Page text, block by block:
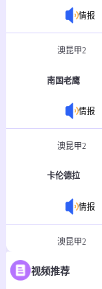
情报
澳昆甲2
南国老鹰
情报
澳昆甲2
卡伦德拉
情报
澳昆甲2
摩顿城精英后备队
视频推荐